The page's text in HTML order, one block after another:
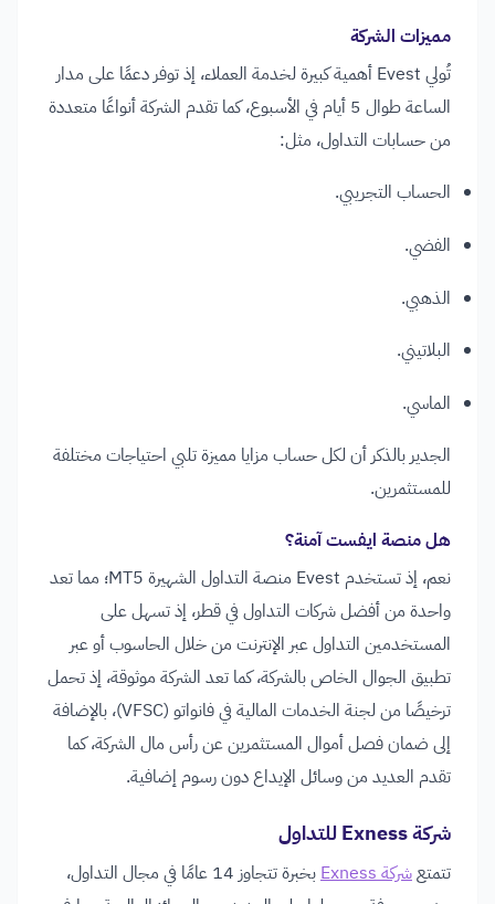
مميزات الشركة
تُولي Evest أهمية كبيرة لخدمة العملاء، إذ توفر دعمًا على مدار
الساعة طوال 5 أيام في الأسبوع، كما تقدم الشركة أنواعًا متعددة
من حسابات التداول، مثل:
الحساب التجريبي.
الفضي.
الذهبي.
البلاتيني.
الماسي.
الجدير بالذكر أن لكل حساب مزايا مميزة تلبي احتياجات مختلفة
للمستثمرين.
هل منصة ايفست آمنة؟
نعم، إذ تستخدم Evest منصة التداول الشهيرة MT5؛ مما تعد
واحدة من أفضل شركات التداول في قطر، إذ تسهل على
المستخدمين التداول عبر الإنترنت من خلال الحاسوب أو عبر
تطبيق الجوال الخاص بالشركة، كما تعد الشركة موثوقة، إذ تحمل
ترخيصًا من لجنة الخدمات المالية في فانواتو (VFSC)، بالإضافة
إلى ضمان فصل أموال المستثمرين عن رأس مال الشركة، كما
تقدم العديد من وسائل الإيداع دون رسوم إضافية.
شركة Exness للتداول
تتمتعشركة Exness
بخبرة تتجاوز 14 عامًا في مجال التداول،